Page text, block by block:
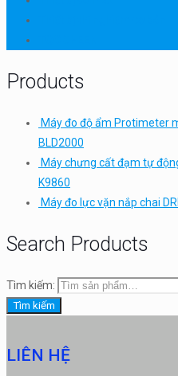
Products
Máy đo độ ẩm Protimeter
BLD2000
Máy chưng cất đạm tự
K9860
Máy đo lực vặn nắp chai
Search Products
Tìm kiếm:
Tìm kiếm
LIÊN HỆ